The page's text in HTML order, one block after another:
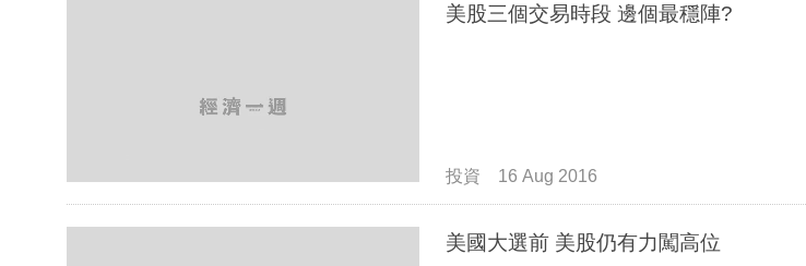
美股三個交易時段 邊個最穩陣?
投資 16 Aug 2016
美國大選前 美股仍有力闖高位